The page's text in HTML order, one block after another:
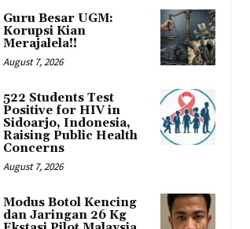
Guru Besar UGM:
Korupsi Kian
Merajalela!!
August 7, 2026
522 Students Test
Positive for HIV in
Sidoarjo, Indonesia,
Raising Public Health
Concerns
August 7, 2026
Modus Botol Kencing
dan Jaringan 26 Kg